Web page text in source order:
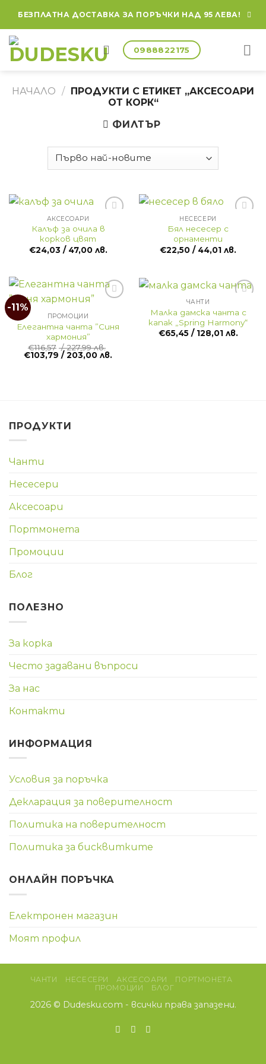
content
БЕЗПЛАТНА ДОСТАВКА ЗА ПОРЪЧКИ НАД 95 ЛЕВА!
0988822175
НАЧАЛО / ПРОДУКТИ С ЕТИКЕТ „АКСЕСОАРИ
ОТ КОРК“
ФИЛТЪР
АКСЕСОАРИ
Калъф за очила в
корков цвят
€24,03 / 47,00 лв.
НЕСЕСЕРИ
Бял несесер с
орнаменти
€22,50 / 44,01 лв.
-11%
ПРОМОЦИИ
Елегантна чанта ”Синя
хармония”
€116,57 / 227,99 лв.
Original
€103,79 / 203,00 лв.
ЧАНТИ
Малка дамска чанта с
капак „Spring Harmony“
€65,45/ 128,01 лв.
ПРОДУКТИ
Чанти
Несесери
Аксесоари
Портмонета
Промоции
Блог
ПОЛЕЗНО
За корка
Често задавани въпроси
За нас
Контакти
ИНФОРМАЦИЯ
Условия за поръчка
Декларация за поверителност
Политика на поверителност
Политика за бисквитките
ОНЛАЙН ПОРЪЧКА
Електронен магазин
Моят профил
ЧАНТИ НЕСЕСЕРИ АКСЕСОАРИ
ПОРТМОНЕТА
ПРОМОЦИИ
БЛОГ
2026 © Dudesku.com - всички права запазени.